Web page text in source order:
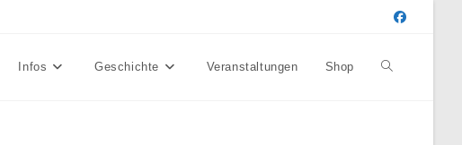
Infos Geschichte Veranstaltungen Shop Website-